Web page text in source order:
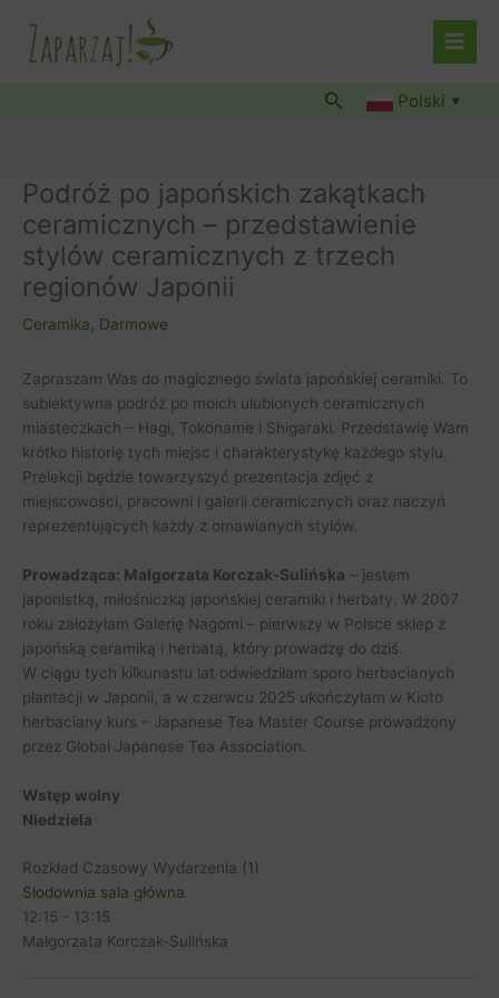
treści
Szukaj Polski ▼
Podróż po japońskich zakątkach
ceramicznych – przedstawienie
stylów ceramicznych z trzech
regionów Japonii
Ceramika, Darmowe
Zapraszam Was do magicznego świata japońskiej ceramiki. To
subiektywna podróż po moich ulubionych ceramicznych
miasteczkach – Hagi, Tokoname i Shigaraki. Przedstawię Wam
krótko historię tych miejsc i charakterystykę każdego stylu.
Prelekcji będzie towarzyszyć prezentacja zdjęć z
miejscowości, pracowni i galerii ceramicznych oraz naczyń
reprezentujących każdy z omawianych stylów.
Prowadząca: Małgorzata Korczak-Sulińska – jestem
japonistką, miłośniczką japońskiej ceramiki i herbaty. W 2007
roku założyłam Galerię Nagomi – pierwszy w Polsce sklep z
japońską ceramiką i herbatą, który prowadzę do dziś.
W ciągu tych kilkunastu lat odwiedziłam sporo herbacianych
plantacji w Japonii, a w czerwcu 2025 ukończyłam w Kioto
herbaciany kurs – Japanese Tea Master Course prowadzony
przez Global Japanese Tea Association.
Wstęp wolny
Niedziela
Rozkład Czasowy Wydarzenia (1)
Słodownia sala główna
12:15
13:15
Małgorzata Korczak-Sulińska